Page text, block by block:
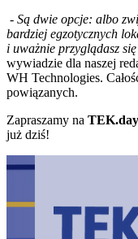
- Są dwie opcje: albo
bardziej egzotycznych
i uważnie przyglądasz
wywiadzie dla naszej
WH Technologies.
powiązanych.
Zapraszamy na
już dziś!